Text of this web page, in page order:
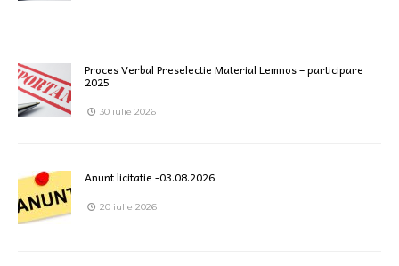
Proces Verbal Preselectie Material Lemnos – participare
2025
30 iulie 2026
Anunt licitatie -03.08.2026
20 iulie 2026